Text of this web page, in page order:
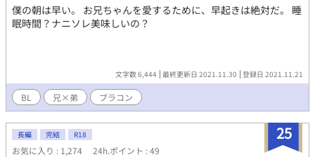
僕の朝は早い。 お兄ちゃんを愛するために、早起きは絶対だ。 睡
眠時間？ナニソレ美味しいの？
文字数 6,444 最終更新日 2021.11.30 登録日 2021.11.21
BL 兄×弟 ブラコン
25
長編 完結 R18
お気に入り : 1,274 24h.ポイント : 49